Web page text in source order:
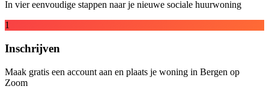
In vier eenvoudige stappen naar je nieuwe sociale huurwoning
1
Inschrijven
Maak gratis een account aan en plaats je woning in Bergen op
Zoom